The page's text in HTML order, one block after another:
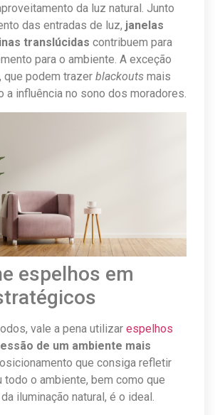
da luz natural. Junto
das entradas de luz, janelas
translúcidas contribuem para
para o ambiente. A exceção
que podem trazer blackouts mais
a influência no sono dos moradores.
espelhos em
vale a pena utilizar espelhos
de um ambiente mais
que consiga refletir
todo o ambiente, bem como que
iluminação natural, é o ideal.